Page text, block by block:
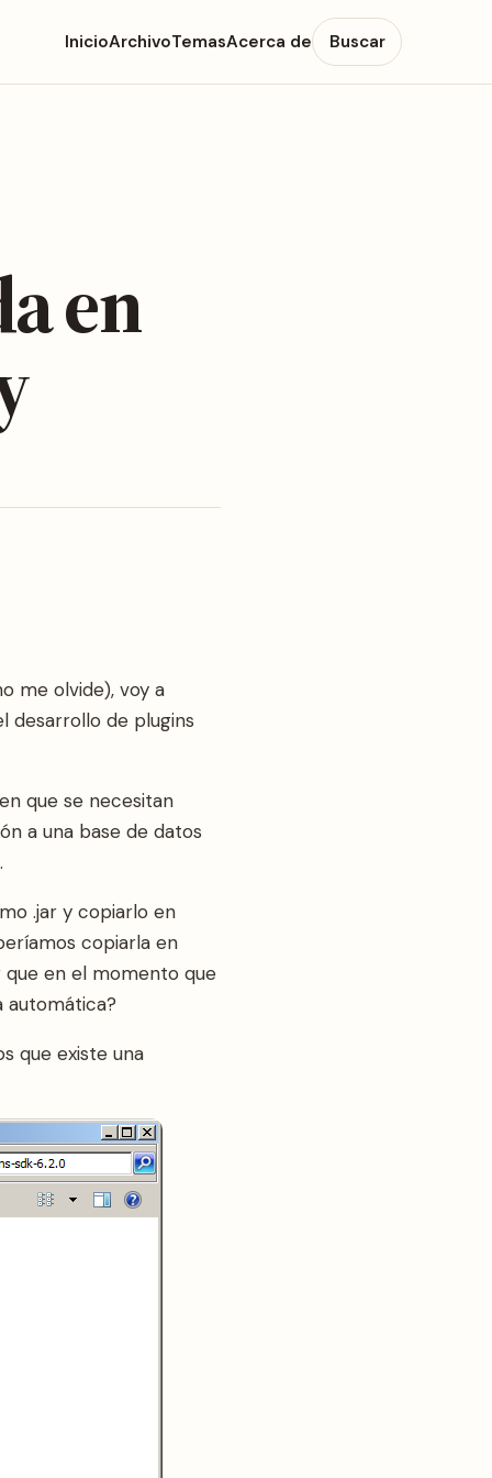
InicioArchivoTemasAcerca de Buscar
en
me olvide), voy a
desarrollo de plugins
que se necesitan
a una base de datos
.jar y copiarlo en
copiarla en
que en el momento que
automática?
que existe una